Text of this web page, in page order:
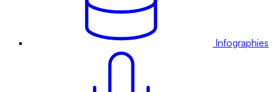
Infographies